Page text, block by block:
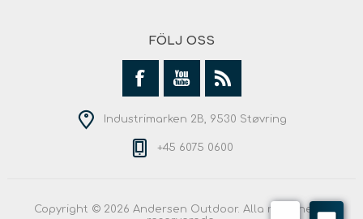
FÖLJ OSS
Industrimarken 2B, 9530 Støvring
+45 6075 0600
Copyright © 2026 Andersen Outdoor. Alla rättigheter